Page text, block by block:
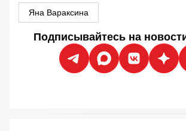
Яна Вараксина
Подписывайтесь на